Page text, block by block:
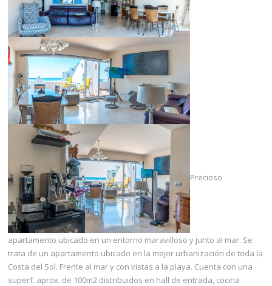
Precioso
apartamento ubicado en un entorno maravilloso y junto al mar. Se
trata de un apartamento ubicado en la mejor urbanización de toda la
Costa del Sol. Frente al mar y con vistas a la playa. Cuenta con una
superf. aprox. de 100m2 distribuidos en hall de entrada, cocina